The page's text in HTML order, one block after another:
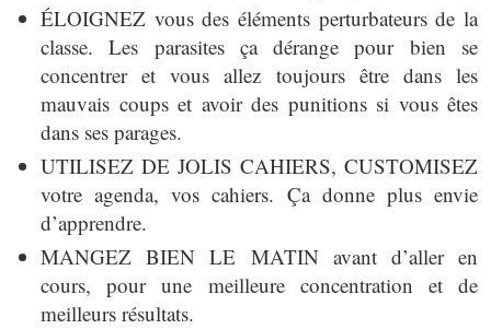
ÉLOIGNEZ vous des éléments perturbateurs de la
classe. Les parasites ça dérange pour bien se
concentrer et vous allez toujours être dans les
mauvais coups et avoir des punitions si vous êtes
dans ses parages.
UTILISEZ DE JOLIS CAHIERS, CUSTOMISEZ
votre agenda, vos cahiers. Ça donne plus envie
d’apprendre.
MANGEZ BIEN LE MATIN avant d’aller en
cours, pour une meilleure concentration et de
meilleurs résultats.